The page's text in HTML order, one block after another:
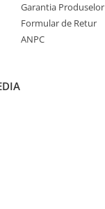
Garantia Produselor
Formular de Retur
ANPC